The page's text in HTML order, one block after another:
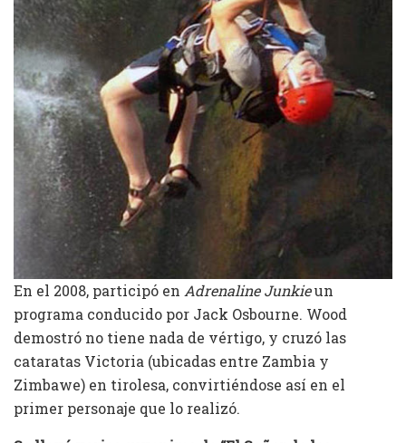
En el 2008, participó en Adrenaline Junkieun
programa conducido por Jack Osbourne. Wood
demostró no tiene nada de vértigo, y cruzó las
cataratas Victoria (ubicadas entre Zambia y
Zimbawe) en tirolesa, convirtiéndose así en el
primer personaje que lo realizó.